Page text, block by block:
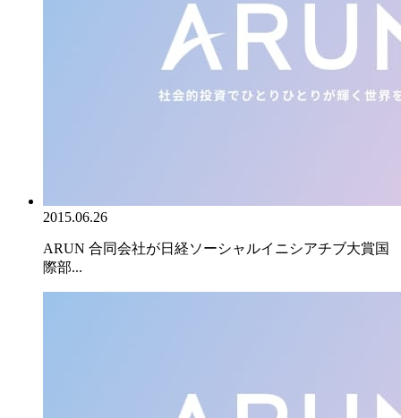
2015.06.26
ARUN 合同会社が日経ソーシャルイニシアチブ大賞国
際部...